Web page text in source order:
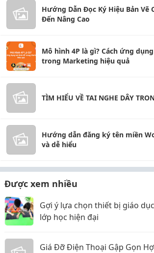
Hướng Dẫn Đọc Ký Hiệu Bản Vẽ
Đến Nâng Cao
Mô hình 4P là gì? Cách ứng
trong Marketing hiệu quả
TÌM HIỂU VỀ TAI NGHE DÂY
Hướng dẫn đăng ký tên miền
và dễ hiểu
Được xem nhiều
Gợi ý lựa chọn thiết bị giáo
lớp học hiện đại
Giá Đỡ Điện Thoại Gập Gọn